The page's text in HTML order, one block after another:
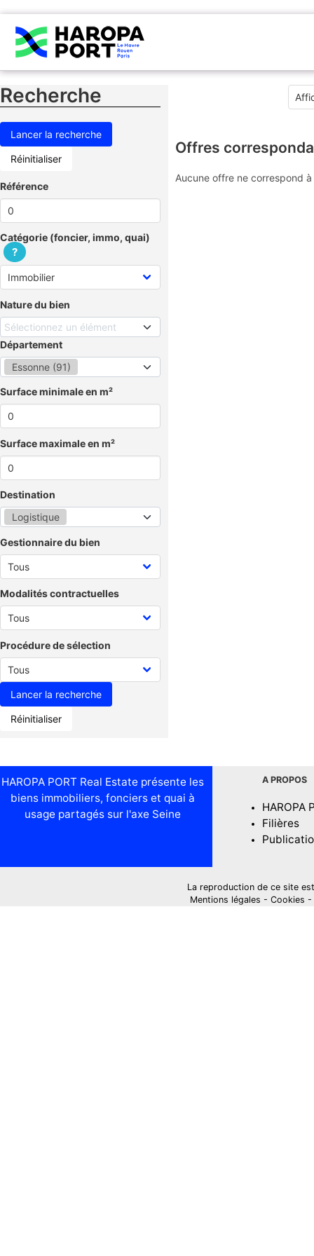
Recherche
Réinitialiser
Référence
Catégorie (foncier, immo, quai)
?
Nature du bien
Sélectionnez un élément
Département
Essonne (91)
Surface minimale en m²
Surface maximale en m²
Destination
Logistique
Gestionnaire du bien
Modalités contractuelles
Procédure de sélection
Réinitialiser
Offres
Aucune offre ne correspond
HAROPA PORT Real Estate présente les
biens immobiliers, fonciers et quai à
usage partagés sur l'axe Seine
A PROPOS
HAROPA
Filières
La reproduction de ce site
Mentions légales - Cookies -